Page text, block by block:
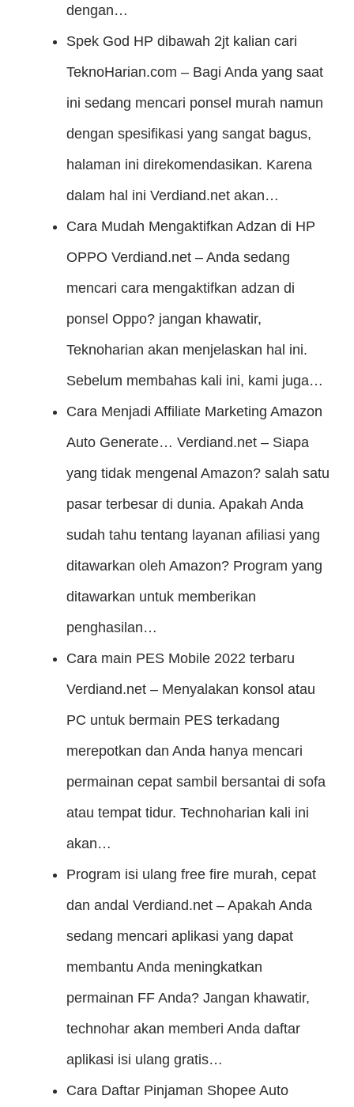
dengan…
Spek God HP dibawah 2jt kalian cari
TeknoHarian.com – Bagi Anda yang saat
ini sedang mencari ponsel murah namun
dengan spesifikasi yang sangat bagus,
halaman ini direkomendasikan. Karena
dalam hal ini Verdiand.net akan…
Cara Mudah Mengaktifkan Adzan di HP
OPPO Verdiand.net – Anda sedang
mencari cara mengaktifkan adzan di
ponsel Oppo? jangan khawatir,
Teknoharian akan menjelaskan hal ini.
Sebelum membahas kali ini, kami juga…
Cara Menjadi Affiliate Marketing Amazon
Auto Generate… Verdiand.net – Siapa
yang tidak mengenal Amazon? salah satu
pasar terbesar di dunia. Apakah Anda
sudah tahu tentang layanan afiliasi yang
ditawarkan oleh Amazon? Program yang
ditawarkan untuk memberikan
penghasilan…
Cara main PES Mobile 2022 terbaru
Verdiand.net – Menyalakan konsol atau
PC untuk bermain PES terkadang
merepotkan dan Anda hanya mencari
permainan cepat sambil bersantai di sofa
atau tempat tidur. Technoharian kali ini
akan…
Program isi ulang free fire murah, cepat
dan andal Verdiand.net – Apakah Anda
sedang mencari aplikasi yang dapat
membantu Anda meningkatkan
permainan FF Anda? Jangan khawatir,
technohar akan memberi Anda daftar
aplikasi isi ulang gratis…
Cara Daftar Pinjaman Shopee Auto